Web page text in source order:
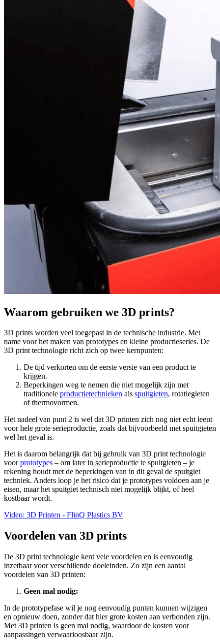
Waarom gebruiken we 3D prints?
3D prints worden veel toegepast in de technische industrie. Met
name voor het maken van prototypes en kleine productieseries. De
3D print technologie richt zich op twee kernpunten:
De tijd verkorten om de eerste versie van een product te
krijgen.
Beperkingen weg te nemen die niet mogelijk zijn met
traditionele productietechnieken als spuitgieten, rotatiegieten
of thermovormen.
Het nadeel van punt 2 is wel dat 3D printen zich nog niet echt leent
voor hele grote serieproductie, zoals dat bijvoorbeeld met spuitgieten
wel het geval is.
Het is daarom belangrijk dat bij gebruik van 3D print technologie
voorprototypes – om later in serieproductie te spuitgieten – je
rekening houdt met de beperkingen van in dit geval de spuitgiet
techniek. Anders loop je het risico dat je prototypes voldoen aan je
eisen, maar het spuitgiet technisch niet mogelijk blijkt, of heel
kostbaar wordt.
Video: 3D Printen - FlinQ Plastics BV
Voordelen van 3D prints
De 3D print technologie kent vele voordelen en is eenvoudig
inzetbaar voor verschillende doeleinden. Zo zijn een aantal
voordelen van 3D printen:
Geen mal nodig:
In de prototypefase wil je nog eenvoudig punten kunnen wijzigen
en opnieuw doen, zonder dat hier grote kosten aan verbonden zijn.
Met 3D printen is geen mal nodig, waardoor de kosten voor
aanpassingen verwaarloosbaar zijn.